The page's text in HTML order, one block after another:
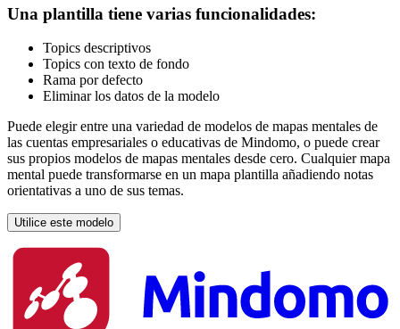
Una plantilla tiene varias funcionalidades:
Topics descriptivos
Topics con texto de fondo
Rama por defecto
Eliminar los datos de la modelo
Puede elegir entre una variedad de modelos de mapas mentales de
las cuentas empresariales o educativas de Mindomo, o puede crear
sus propios modelos de mapas mentales desde cero. Cualquier mapa
mental puede transformarse en un mapa plantilla añadiendo notas
orientativas a uno de sus temas.
Utilice este modelo